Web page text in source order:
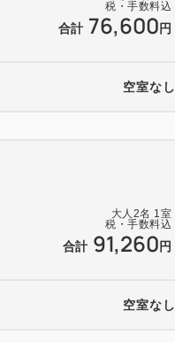
税・手数料込
合計 76,600 円
空室なし
大人 2名 1室
税・手数料込
合計 91,260 円
空室なし